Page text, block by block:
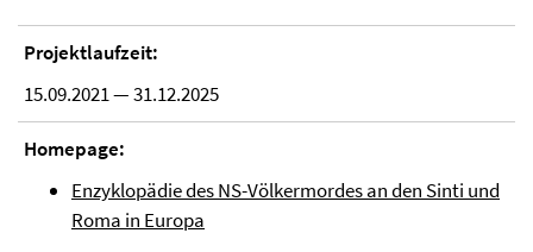
Projektlaufzeit:
15.09.2021 — 31.12.2025
Homepage:
Enzyklopädie des NS-Völkermordes an den Sinti und
Roma in Europa